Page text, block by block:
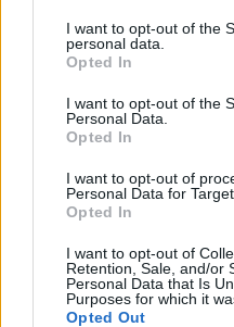
disclose it to other third
Please note that this
services and may gather
not limited to your visit or
grant or deny consent to
consent section.
I want to opt-out of the
personal data.
Opted In
I want to opt-out of the
Personal Data.
Opted In
I want to opt-out of
Personal Data for
Opted In
I want to opt-out of
Retention, Sale, and/or
Personal Data that Is
Purposes for which it
Opted Out